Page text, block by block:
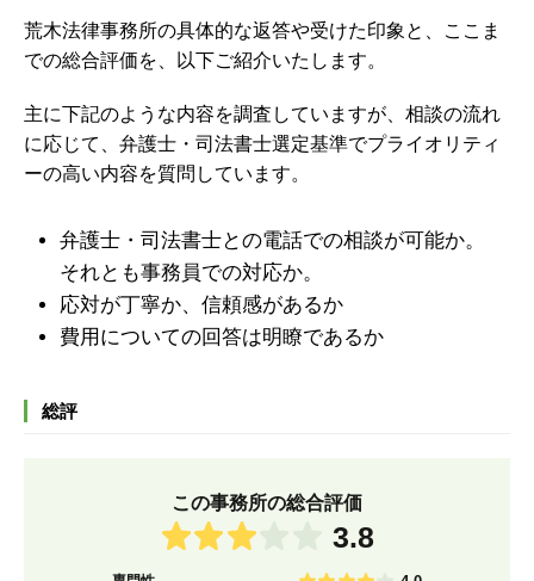
荒木法律事務所の具体的な返答や受けた印象と、ここま
での総合評価を、以下ご紹介いたします。
主に下記のような内容を調査していますが、 相談の流れ
に応じて、弁護士・司法書士選定基準でプライオリティ
ーの高い内容を質問しています。
弁護士・司法書士との電話での相談が可能か。
それとも事務員での対応か。
応対が丁寧か、信頼感があるか
費用についての回答は明瞭であるか
総評
この事務所の総合評価
3.8